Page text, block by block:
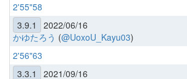
2'55"58
3.9.1
2022/06/16
かゆたろう (@UoxoU_Kayu03)
2'56"63
3.3.1
2021/09/16